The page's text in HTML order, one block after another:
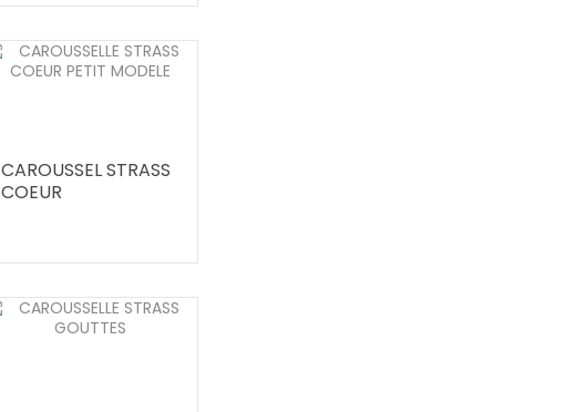
CAROUSSEL STRASS
COEUR